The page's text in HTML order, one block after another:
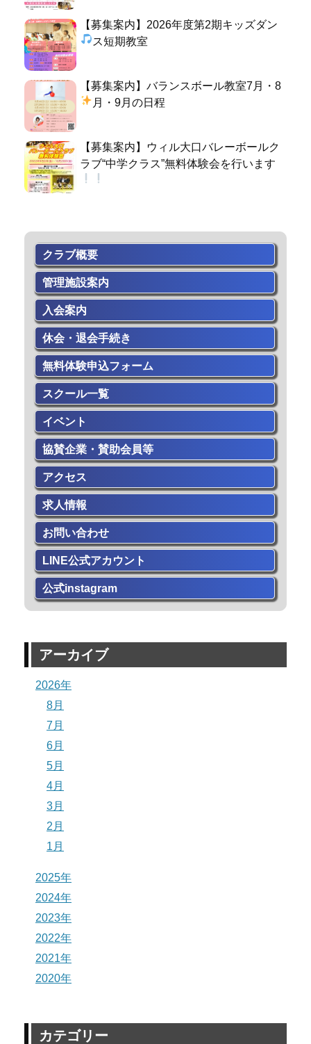
【募集案内】2026年度第2期キッズダン
ス短期教室
【募集案内】バランスボール教室7月・8
月・9月の日程
【募集案内】ウィル大口バレーボールク
ラブ“中学クラス”無料体験会を行います
クラブ概要
管理施設案内
入会案内
休会・退会手続き
無料体験申込フォーム
スクール一覧
イベント
協賛企業・賛助会員等
アクセス
求人情報
お問い合わせ
LINE公式アカウント
公式instagram
アーカイブ
2026年
8月
7月
6月
5月
4月
3月
2月
1月
2025年
2024年
2023年
2022年
2021年
2020年
カテゴリー